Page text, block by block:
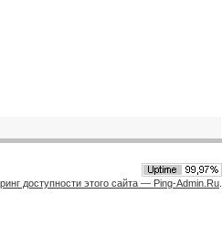
доступности этого сайта — Ping-Admin.Ru